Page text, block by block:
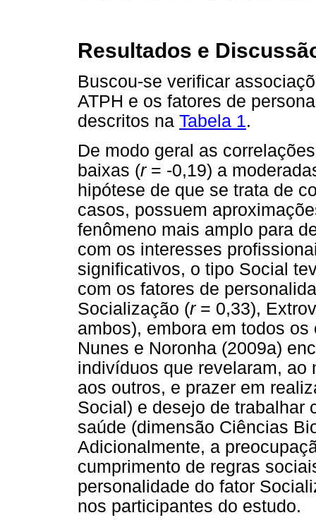
Resultados e
Buscou-se verificar
ATPH e os fatores de
descritos na Tabela 1.
De modo geral as
baixas (r= -0,19) a
hipótese de que se trata de
casos, possuem
fenômeno mais amplo para
com os interesses
significativos, o tipo Social
com os fatores de
Socialização (r= 0,33),
ambos), embora em todos
Nunes e Noronha (2009a)
indivíduos que revelaram, ao
aos outros, e prazer em
Social) e desejo de trabalhar
saúde (dimensão Ciências
Adicionalmente, a
cumprimento de regras
personalidade do fator
nos participantes do estudo.